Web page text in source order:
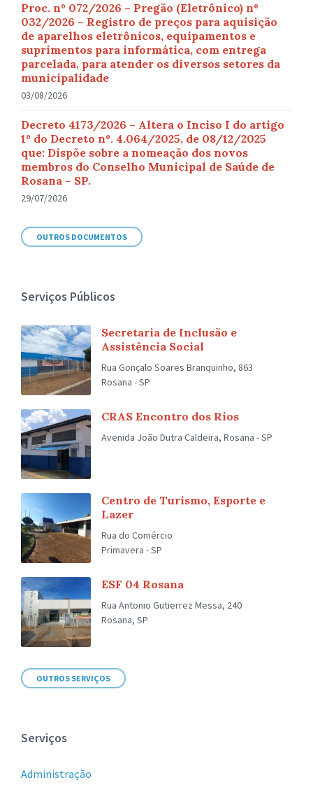
Proc. nº 072/2026 – Pregão (Eletrônico) nº
032/2026 – Registro de preços para aquisição
de aparelhos eletrônicos, equipamentos e
suprimentos para informática, com entrega
parcelada, para atender os diversos setores da
municipalidade
03/08/2026
Decreto 4173/2026 – Altera o Inciso I do artigo
1º do Decreto nº. 4.064/2025, de 08/12/2025
que: Dispõe sobre a nomeação dos novos
membros do Conselho Municipal de Saúde de
Rosana – SP.
29/07/2026
OUTROS DOCUMENTOS
Serviços Públicos
Secretaria de Inclusão e
Assistência Social
Rua Gonçalo Soares Branquinho, 863
Rosana - SP
CRAS Encontro dos Rios
Avenida João Dutra Caldeira, Rosana - SP
Centro de Turismo, Esporte e
Lazer
Rua do Comércio
Primavera - SP
ESF 04 Rosana
Rua Antonio Gutierrez Messa, 240
Rosana, SP
OUTROS SERVIÇOS
Serviços
Administração